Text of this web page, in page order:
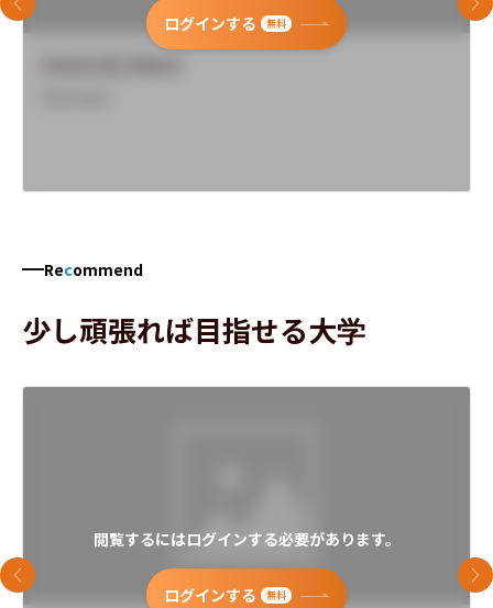
ログインする 無料
前のスライド 次
Recommend
少し頑張れば目指せる大学
閲覧するにはログインする必要があります。
ログインする 無料
前のスライド 次